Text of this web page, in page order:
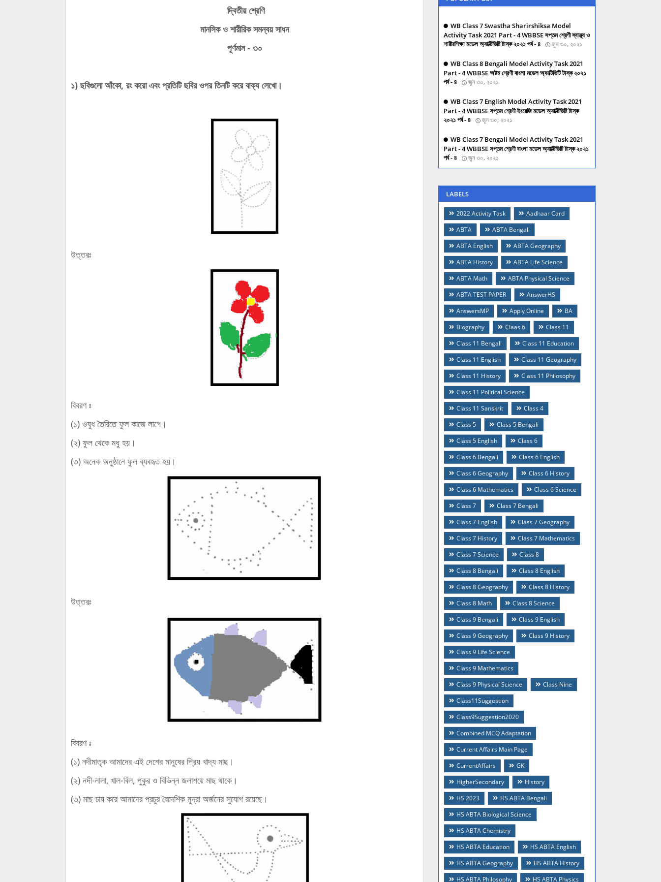
দ্বিতীয় শ্রেণি
মানসিক ও শারীরিক সমন্বয় সাধন
পূর্ণমান - ৩০
১) ছবিগুলো আঁকো, রং করো এবং প্রতিটি ছবির ওপর তিনটি করে বাক্য লেখো।
উত্তরঃ
বিবরণ ঃ
(১) ওষুধ তৈরিতে ফুল কাজে লাগে।
(২) ফুল থেকে মধু হয়।
(৩) অনেক অনুষ্ঠানে ফুল ব্যবহৃত হয়।
উত্তরঃ
বিবরণ ঃ
(১) নদীমাতৃক আমাদের এই দেশের মানুষের প্রিয় খাদ্য মাছ।
(২) নদী-নালা, খাল-বিল, পুকুর ও বিভিন্ন জলাশয়ে মাছ থাকে।
(৩) মাছ চাষ করে আমাদের প্রচুর বৈদেশিক মুদ্রা অর্জনের সুযোগ রয়েছে।
WB Class 7 Swastha Sharirshiksa Model
Activity Task 2021 Part - 4 WBBSE সপ্তম শ্রেণী স্বাস্থ্য ও
শারীরশিক্ষা মডেল অ্যাক্টিভিটি টাস্ক ২০২১ পর্ব - ৪
জুন ৩০, ২০২১
WB Class 8 Bengali Model Activity Task 2021
Part - 4 WBBSE অষ্টম শ্রেণী বাংলা মডেল অ্যাক্টিভিটি টাস্ক ২০২১
পর্ব - ৪
জুন ৩০, ২০২১
WB Class 7 English Model Activity Task 2021
Part - 4 WBBSE সপ্তম শ্রেণী ইংরেজি মডেল অ্যাক্টিভিটি টাস্ক
২০২১ পর্ব - ৪
জুন ৩০, ২০২১
WB Class 7 Bengali Model Activity Task 2021
Part - 4 WBBSE সপ্তম শ্রেণী বাংলা মডেল অ্যাক্টিভিটি টাস্ক ২০২১
পর্ব - ৪
জুন ৩০, ২০২১
LABELS
2022 Activity Task
Aadhaar Card
ABTA
ABTA Bengali
ABTA English
ABTA Geography
ABTA History
ABTA Life Science
ABTA Math
ABTA Physical Science
ABTA TEST PAPER
AnswerHS
AnswersMP
Apply Online
BA
Biography
Claas 6
Class 11
Class 11 Bengali
Class 11 Education
Class 11 English
Class 11 Geography
Class 11 History
Class 11 Philosophy
Class 11 Political Science
Class 11 Sanskrit
Class 4
Class 5
Class 5 Bengali
Class 5 English
Class 6
Class 6 Bengali
Class 6 English
Class 6 Geography
Class 6 History
Class 6 Mathematics
Class 6 Science
Class 7
Class 7 Bengali
Class 7 English
Class 7 Geography
Class 7 History
Class 7 Mathematics
Class 7 Science
Class 8
Class 8 Bengali
Class 8 English
Class 8 Geography
Class 8 History
Class 8 Math
Class 8 Science
Class 9 Bengali
Class 9 English
Class 9 Geography
Class 9 History
Class 9 Life Science
Class 9 Mathematics
Class 9 Physical Science
Class Nine
Class11Suggestion
Class9Suggestion2020
Combined MCQ Adaptation
Current Affairs Main Page
CurrentAffairs
GK
HigherSecondary
History
HS 2023
HS ABTA Bengali
HS ABTA Biological Science
HS ABTA Chemistry
HS ABTA Education
HS ABTA English
HS ABTA Geography
HS ABTA History
HS ABTA Philosophy
HS ABTA Physics